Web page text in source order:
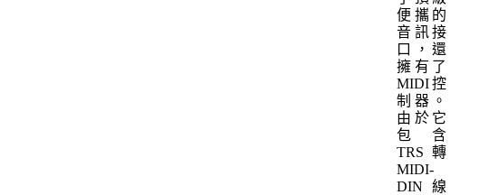
便攜的
音訊接
口，還
擁有了
MIDI控
制器。
由於它
包含
TRS轉
MIDI-
DIN線